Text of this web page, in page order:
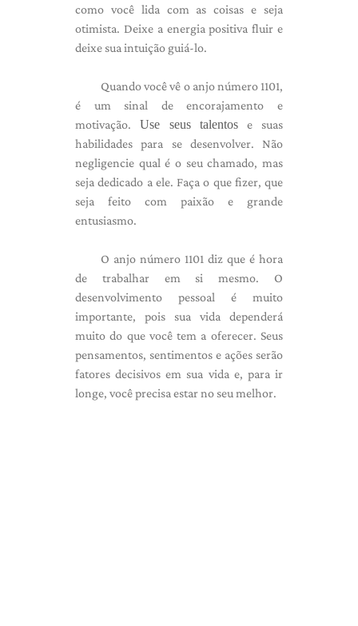
como você lida com as coisas e seja
otimista. Deixe a energia positiva fluir e
deixe sua intuição guiá-lo.
Quando você vê o anjo número 1101,
é um sinal de encorajamento e
motivação. Use seus talentos e suas
habilidades para se desenvolver. Não
negligencie qual é o seu chamado, mas
seja dedicado a ele. Faça o que fizer, que
seja feito com paixão e grande
entusiasmo.
O anjo número 1101 diz que é hora
de trabalhar em si mesmo. O
desenvolvimento pessoal é muito
importante, pois sua vida dependerá
muito do que você tem a oferecer. Seus
pensamentos, sentimentos e ações serão
fatores decisivos em sua vida e, para ir
longe, você precisa estar no seu melhor.